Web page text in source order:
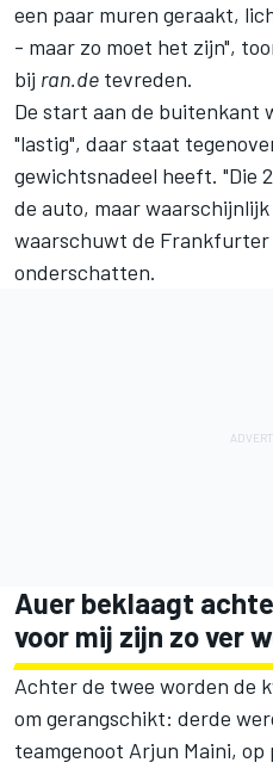
een paar muren geraakt,
- maar zo moet het zijn",
bij ran.de tevreden.
De start aan de buitenkant
"lastig", daar staat
gewichtsnadeel heeft. "Die
de auto, maar
waarschuwt de Frankfurter
onderschatten.
Auer beklaagt
voor mij zijn zo ver
Achter de twee worden de
om gerangschikt: derde
teamgenoot Arjun Maini, op